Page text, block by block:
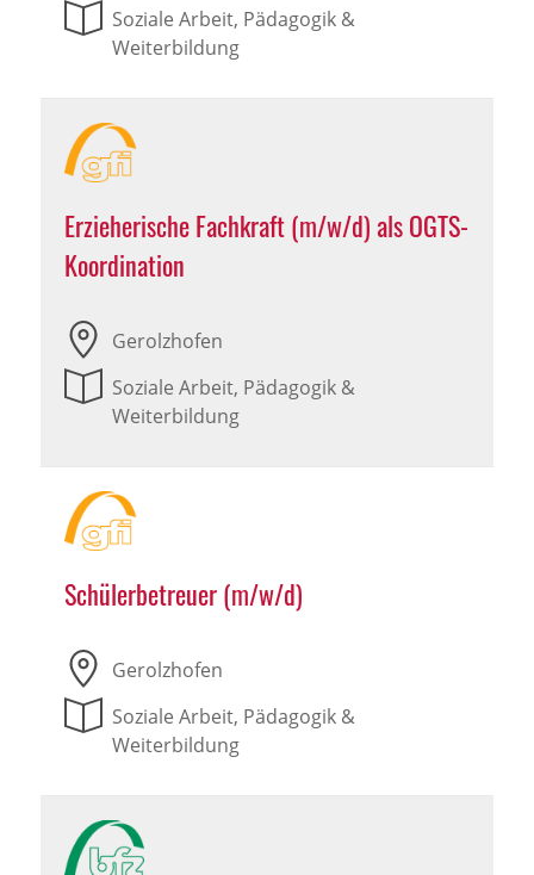
Soziale Arbeit, Pädagogik &
Weiterbildung
Erzieherische Fachkraft (m/w/d) als OGTS-
Koordination
Gerolzhofen
Soziale Arbeit, Pädagogik &
Weiterbildung
Schülerbetreuer (m/w/d)
Gerolzhofen
Soziale Arbeit, Pädagogik &
Weiterbildung